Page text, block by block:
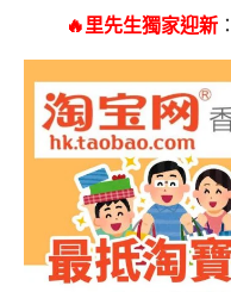
🔥里先生獨家迎新：